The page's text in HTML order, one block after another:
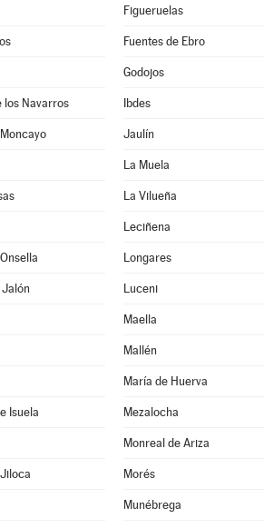
Figueruelas
Fuentes de Ebro
Godojos
los Navarros Ibdes
Jaulín
La Muela
La Vilueña
Leciñena
Longares
Luceni
Maella
Mallén
María de Huerva
Isuela Mezalocha
Monreal de Ariza
Morés
Munébrega